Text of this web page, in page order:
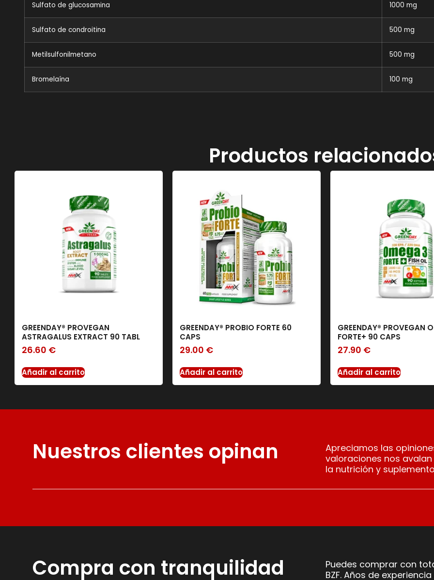
Sulfato de glucosamina 1000 mg
Sulfato de condroitina 500 mg
Metilsulfonilmetano 500 mg
Bromelaína 100 mg
Productos
GREENDAY® PROVEGAN
ASTRAGALUS EXTRACT 90 TABL
26.60 €
Añadir al carrito
GREENDAY® PROBIO FORTE 60
CAPS
29.00 €
Añadir al carrito
GREENDAY® PROVEGAN
FORTE+ 90 CAPS
27.90 €
Añadir al carrito
Nuestros clientes opinan
Apreciamos las
valoraciones nos
la nutrición y
Compra con tranquilidad
Puedes comprar con
BZF. Años de